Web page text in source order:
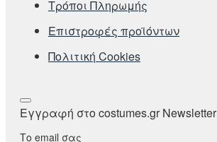
Τρόποι Πληρωμής
Επιστροφές προϊόντων
Πολιτική Cookies
Εγγραφή στο costumes.gr Newsletter
Το email σας